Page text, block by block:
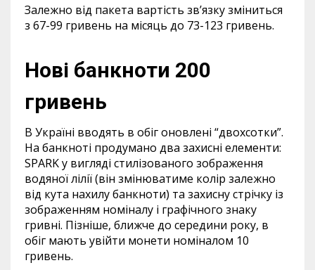
Залежно від пакета вартість зв’язку зміниться
з 67-99 гривень на місяць до 73-123 гривень.
Нові банкноти 200
гривень
В Україні вводять в обіг оновлені “двохсотки”.
На банкноті продумано два захисні елементи:
SPARK у вигляді стилізованого зображення
водяної лілії (він змінюватиме колір залежно
від кута нахилу банкноти) та захисну стрічку із
зображенням номіналу і графічного знаку
гривні. Пізніше, ближче до середини року, в
обіг мають увійти монети номіналом 10
гривень.